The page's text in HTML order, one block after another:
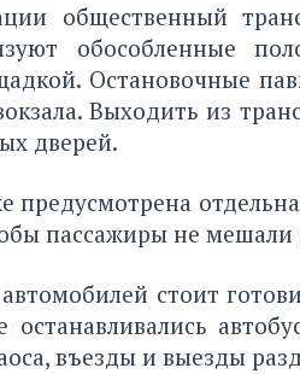
общественный
обособленные
Остановочные
Выходить из
дверей.
предусмотрена
пассажиры не мешали
стоит
въезды и выезды